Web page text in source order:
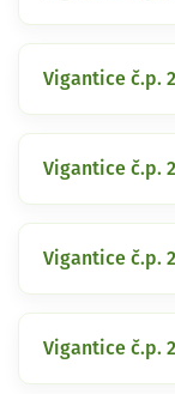
Vigantice č.p.
Vigantice č.p.
Vigantice č.p.
Vigantice č.p.